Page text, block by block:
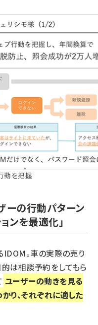
動を把握
ーの行動パターン
ンを最適化」
IDOM。車の実際の売り
は相談予約をしてもら
ユーザーの動きを見る
り、それぞれに適した